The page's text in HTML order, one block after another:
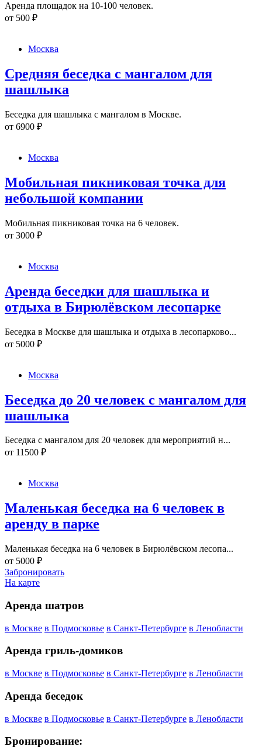
Аренда площадок на 10-100 человек.
от 500 ₽
Москва
Средняя беседка с мангалом для
шашлыка
Беседка для шашлыка с мангалом в Москве.
от 6900 ₽
Москва
Мобильная пикниковая точка для
небольшой компании
Мобильная пикниковая точка на 6 человек.
от 3000 ₽
Москва
Аренда беседки для шашлыка и
отдыха в Бирюлёвском лесопарке
Беседка в Москве для шашлыка и отдыха в лесопарково...
от 5000 ₽
Москва
Беседка до 20 человек с мангалом для
шашлыка
Беседка с мангалом для 20 человек для мероприятий н...
от 11500 ₽
Москва
Маленькая беседка на 6 человек в
аренду в парке
Маленькая беседка на 6 человек в Бирюлёвском лесопа...
от 5000 ₽
Забронировать
На карте
Аренда шатров
в Москве в Подмосковье в Санкт-Петербурге в Ленобласти
Аренда гриль-домиков
в Москве в Подмосковье в Санкт-Петербурге в Ленобласти
Аренда беседок
в Москве в Подмосковье в Санкт-Петербурге в Ленобласти
Бронирование: